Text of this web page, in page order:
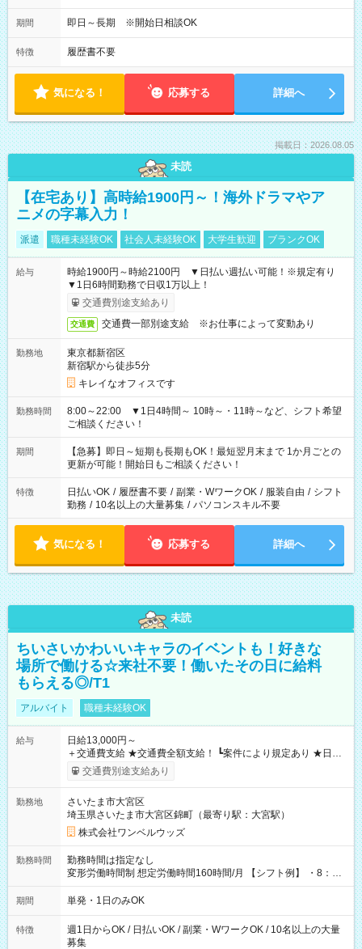
期間 即日～長期 ※開始日相談OK
特徴 履歴書不要
気になる！ 応募する 詳細へ
掲載日：2026.08.05
未読
【在宅あり】高時給1900円～！海外ドラマやア
ニメの字幕入力！
派遣 職種未経験OK 社会人未経験OK 大学生歓迎 ブランクOK
給与
時給1900円～時給2100円 ▼日払い週払い可能！※規定有り
▼1日6時間勤務で日収1万以上！
交通費別途支給あり
交通費 交通費一部別途支給 ※お仕事によって変動あり
勤務地
東京都新宿区
新宿駅から徒歩5分
キレイなオフィスです
勤務時間
8:00～22:00 ▼1日4時間～ 10時～・11時～など、シフト希望
ご相談ください！
期間
【急募】即日～短期も長期もOK！最短翌月末まで 1か月ごとの
更新が可能！開始日もご相談ください！
特徴 日払いOK / 履歴書不要 / 副業・WワークOK / 服装自由 / シフト
勤務 / 10名以上の大量募集 / パソコンスキル不要
気になる！ 応募する 詳細へ
未読
ちいさいかわいいキャラのイベントも！好きな
場所で働ける☆来社不要！働いたその日に給料
もらえる◎/T1
アルバイト 職種未経験OK
給与
日給13,000円～
＋交通費支給 ★交通費全額支給！ ┗案件により規定あり ★日払
いOK！（規定あり） ┗働いたその日に現金GET♪ お仕事後はコ
ンビニATMから 日払い分を引き落とせます！ 【試用期間】試
交通費別途支給あり
勤務地
さいたま市大宮区
埼玉県さいたま市大宮区錦町（最寄り駅：大宮駅）
株式会社ワンベルウッズ
勤務時間
勤務時間は指定なし
変形労働時間制 想定労働時間160時間/月 【シフト例】 ・8：00
～21：00
期間 単発・1日のみOK
特徴
週1日からOK / 日払いOK / 副業・WワークOK / 10名以上の大量
募集